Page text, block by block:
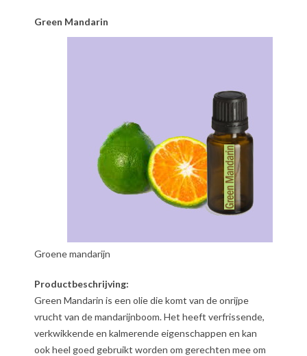
Green Mandarin
Groene mandarijn
Productbeschrijving:
Green Mandarin is een olie die komt van de onrijpe
vrucht van de mandarijnboom. Het heeft verfrissende,
verkwikkende en kalmerende eigenschappen en kan
ook heel goed gebruikt worden om gerechten mee om